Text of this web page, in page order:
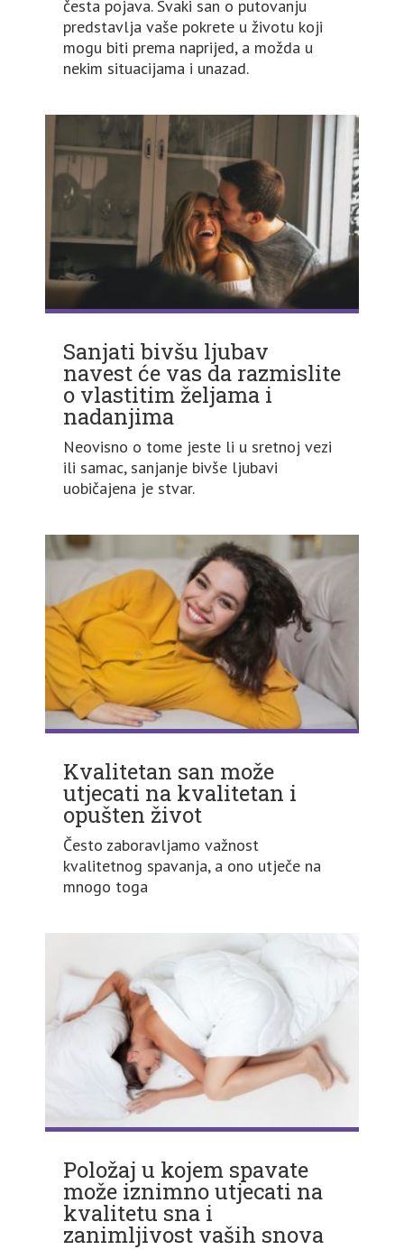
česta pojava. Svaki san o putovanju
predstavlja vaše pokrete u životu koji
mogu biti prema naprijed, a možda u
nekim situacijama i unazad.
Sanjati bivšu ljubav
navest će vas da razmislite
o vlastitim željama i
nadanjima
Neovisno o tome jeste li u sretnoj vezi
ili samac, sanjanje bivše ljubavi
uobičajena je stvar.
Kvalitetan san može
utjecati na kvalitetan i
opušten život
Često zaboravljamo važnost
kvalitetnog spavanja, a ono utječe na
mnogo toga
Položaj u kojem spavate
može iznimno utjecati na
kvalitetu sna i
zanimljivost vaših snova